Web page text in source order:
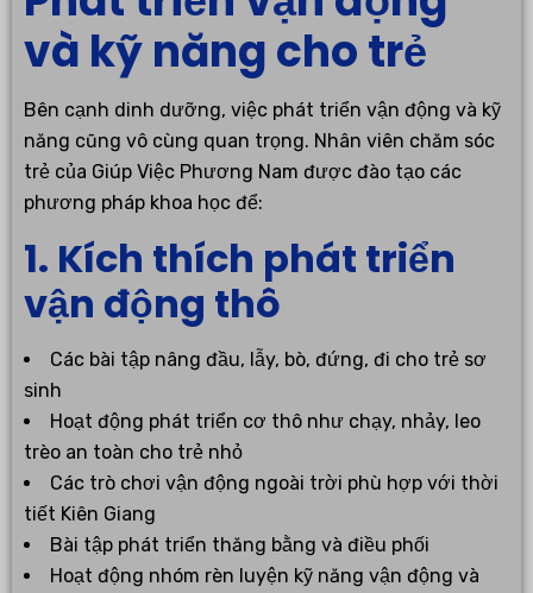
và kỹ năng cho trẻ
Bên cạnh dinh dưỡng, việc phát triển vận động và kỹ
năng cũng vô cùng quan trọng. Nhân viên chăm sóc
trẻ của Giúp Việc Phương Nam được đào tạo các
phương pháp khoa học để:
1. Kích thích phát triển
vận động thô
Các bài tập nâng đầu, lẫy, bò, đứng, đi cho trẻ sơ
sinh
Hoạt động phát triển cơ thô như chạy, nhảy, leo
trèo an toàn cho trẻ nhỏ
Các trò chơi vận động ngoài trời phù hợp với thời
tiết Kiên Giang
Bài tập phát triển thăng bằng và điều phối
Hoạt động nhóm rèn luyện kỹ năng vận động và